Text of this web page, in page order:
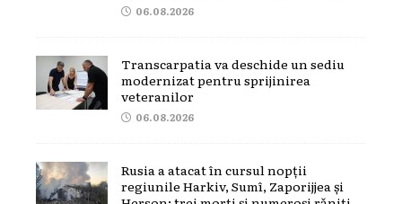
06.08.2026
Transcarpatia va deschide un sediu
modernizat pentru sprijinirea
veteranilor
06.08.2026
Rusia a atacat în cursul nopții
regiunile Harkiv, Sumî, Zaporijjea și